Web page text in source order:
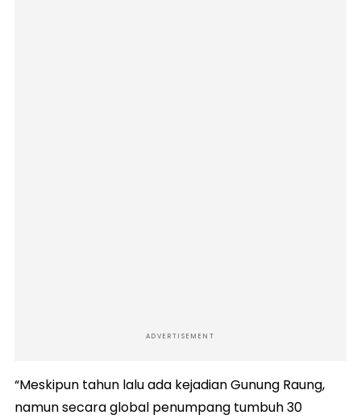
ADVERTISEMENT
“Meskipun tahun lalu ada kejadian Gunung Raung,
namun secara global penumpang tumbuh 30